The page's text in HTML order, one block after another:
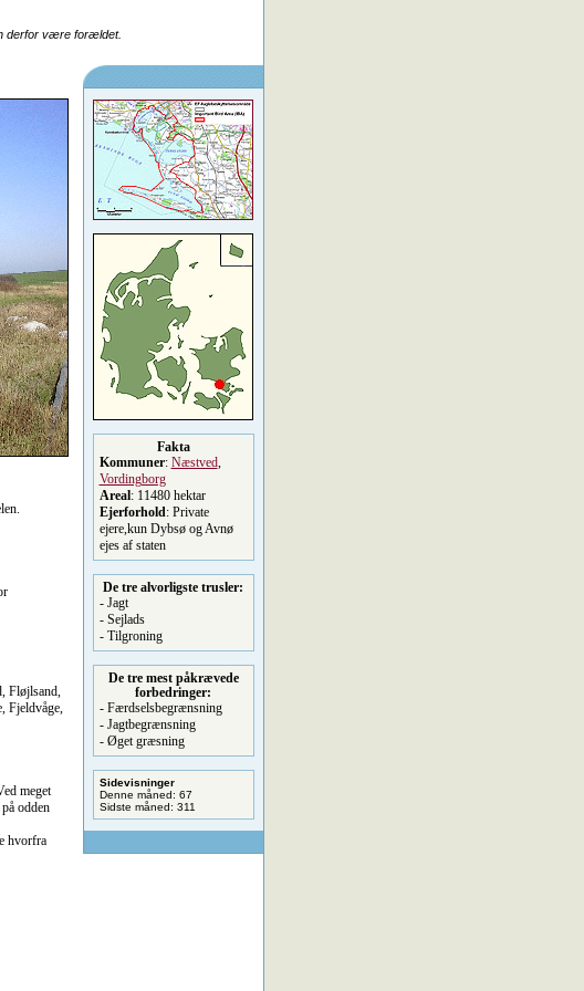
derfor være forældet.
Fløjlsand,
Fjeldvåge,
meget
odden
hvorfra
Fakta
Kommuner: Næstved,
Vordingborg
Areal: 11480 hektar
Ejerforhold: Private
ejere,kun Dybsø og Avnø
ejes af staten
De tre alvorligste trusler:
- Jagt
- Sejlads
- Tilgroning
De tre mest påkrævede
forbedringer:
- Færdselsbegrænsning
- Jagtbegrænsning
- Øget græsning
Sidevisninger
Denne måned: 67
Sidste måned: 311